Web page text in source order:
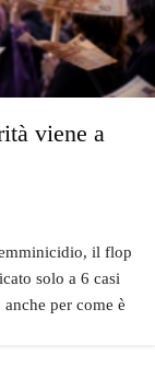
viene a
il flop
solo a 6 casi
per come è